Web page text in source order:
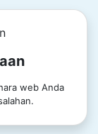
web Anda